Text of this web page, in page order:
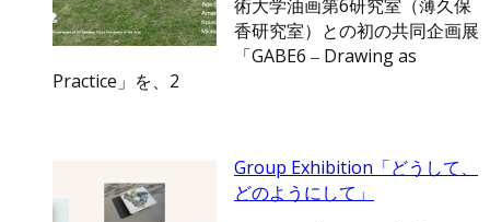
術大学油画第6研究室（薄久保
香研究室）との初の共同企画展
「GABE6 ‒ Drawing as
Practice」を、2
Group Exhibition「どうして、
どのようにして」